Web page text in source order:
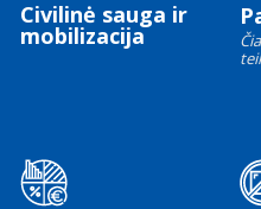
Civilinė sauga ir
mobilizacija